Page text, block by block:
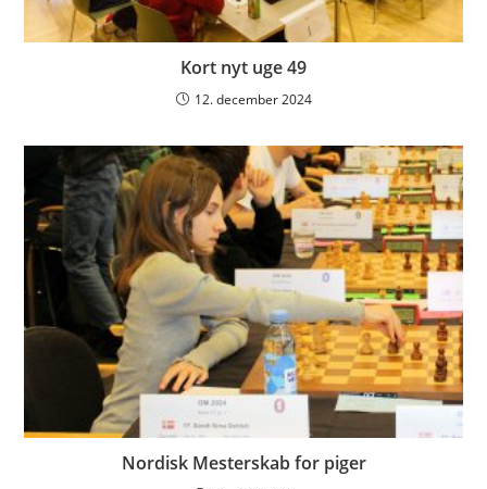
Kort nyt uge 49
12. december 2024
Nordisk Mesterskab for piger